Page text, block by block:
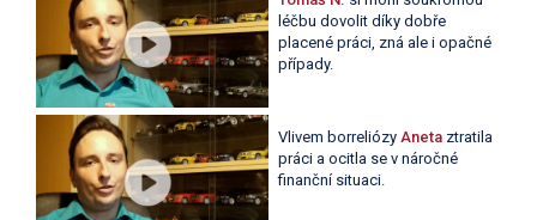
léčbu dovolit díky dobře
placené práci, zná ale i opačné
případy.
Vlivem borreliózy Aneta ztratila
práci a ocitla se v náročné
finanční situaci.